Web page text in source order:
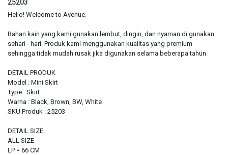
25203
Hello! Welcome to Avenue.
Bahan kain yang kami gunakan lembut, dingin, dan nyaman di gunakan
sehari - hari. Produk kami menggunakan kualitas yang premium
sehingga tidak mudah rusak jika digunakan selama beberapa tahun.
DETAIL PRODUK
Model : Mini Skirt
Type : Skirt
Warna : Black, Brown, BW, White
SKU Produk : 25203
DETAIL SIZE
ALL SIZE
LP = 66 CM